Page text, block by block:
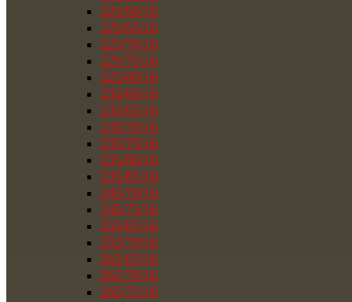
225/60/16
225/65/16
225/70/16
225/75/16
225/80/16
235/60/16
235/65/16
235/70/16
235/75/16
235/80/16
235/85/16
245/70/16
245/75/16
255/65/16
255/70/16
265/65/16
265/70/16
265/75/16